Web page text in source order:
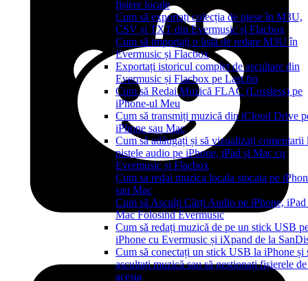
fișiere locale
Cum să exportați colecția de piese în M3U,
CSV și TXT din Evermusic și Flacbox
Cum să importați o listă de redare M3U în
Evermusic și Flacbox
Exportați istoricul complet de ascultare din
Evermusic și Flacbox pe Last.fm
Cum să Redai Muzică FLAC (Lossless) pe
iPhone-ul Meu
Cum să transmiți muzică din iCloud Drive
iPhone sau Mac
Cum să adăugați și să vizualizați comentarii
pistele audio pe iPhone, iPad și Mac cu
Evermusic și Flacbox
Cum sa redai muzica locala stocata pe
sau Mac
Cum să Asculți Cărți Audio pe iPhone, iPad
Mac Folosind Evermusic
Cum să redați muzică de pe un stick USB
iPhone cu Evermusic și iXpand de la
Cum să conectați un stick USB la iPhone și
ascultați muzică sau să gestionați fișierele
acesta